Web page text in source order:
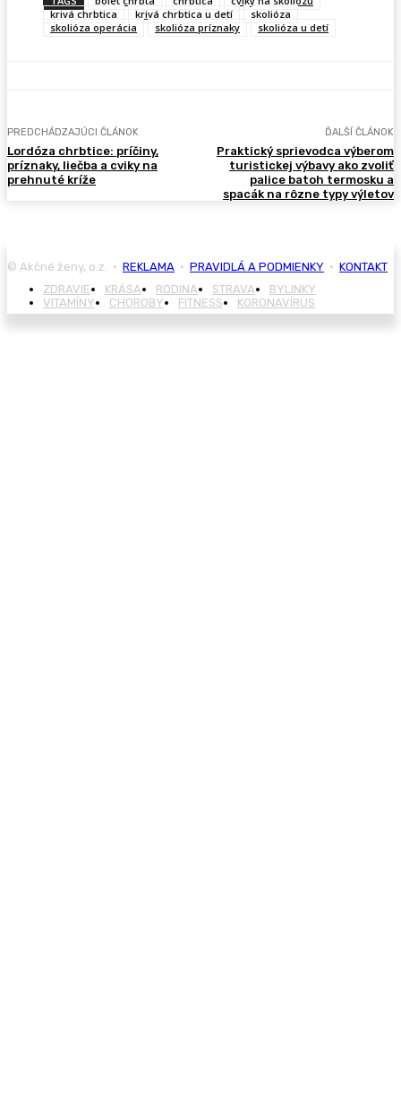
krivá chrbtica
krivá chrbtica u detí
skolióza
skolióza operácia
skolióza príznaky skolióza u detí
PREDCHÁDZAJÚCI ČLÁNOK
Lordóza chrbtice: príčiny,
príznaky, liečba a cviky na
prehnuté kríže
ĎALŠÍ ČLÁNOK
Praktický sprievodca výberom
turistickej výbavy ako zvoliť
palice batoh termosku a
spacák na rôzne typy výletov
© Akčné ženy, o.z. • REKLAMA • PRAVIDLÁ A PODMIENKY • KONTAKT
ZDRAVIE
KRÁSA RODINA STRAVA
BYLINKY
VITAMÍNY
CHOROBY FITNESS KORONAVÍRUS